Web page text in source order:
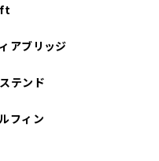
アブリッジ
テンド
フィン